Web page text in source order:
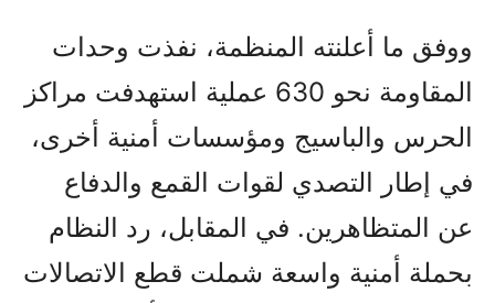
ووفق ما أعلنته المنظمة، نفذت وحدات
المقاومة نحو 630 عملية استهدفت مراكز
الحرس والباسيج ومؤسسات أمنية أخرى،
في إطار التصدي لقوات القمع والدفاع
عن المتظاهرين. في المقابل، رد النظام
بحملة أمنية واسعة شملت قطع الاتصالات